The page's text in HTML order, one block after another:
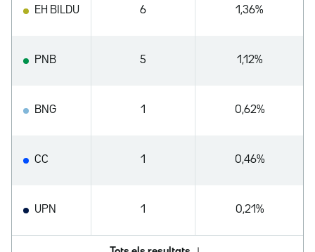
EH BILDU 6 1,36%
PNB 5 1,12%
BNG 1 0,62%
CC 1 0,46%
UPN 1 0,21%